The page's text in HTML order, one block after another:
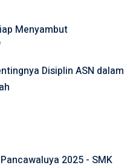
Menyambut
Disiplin ASN dalam
2025 - SMK